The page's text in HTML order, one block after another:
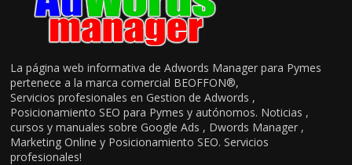
La página web informativa de Adwords Manager para Pymes
pertenece a la marca comercial BEOFFON®,
Servicios profesionales en Gestion de Adwords ,
Posicionamiento SEO para Pymes y autónomos. Noticias ,
cursos y manuales sobre Google Ads , Dwords Manager ,
Marketing Online y Posicionamiento SEO. Servicios
profesionales!